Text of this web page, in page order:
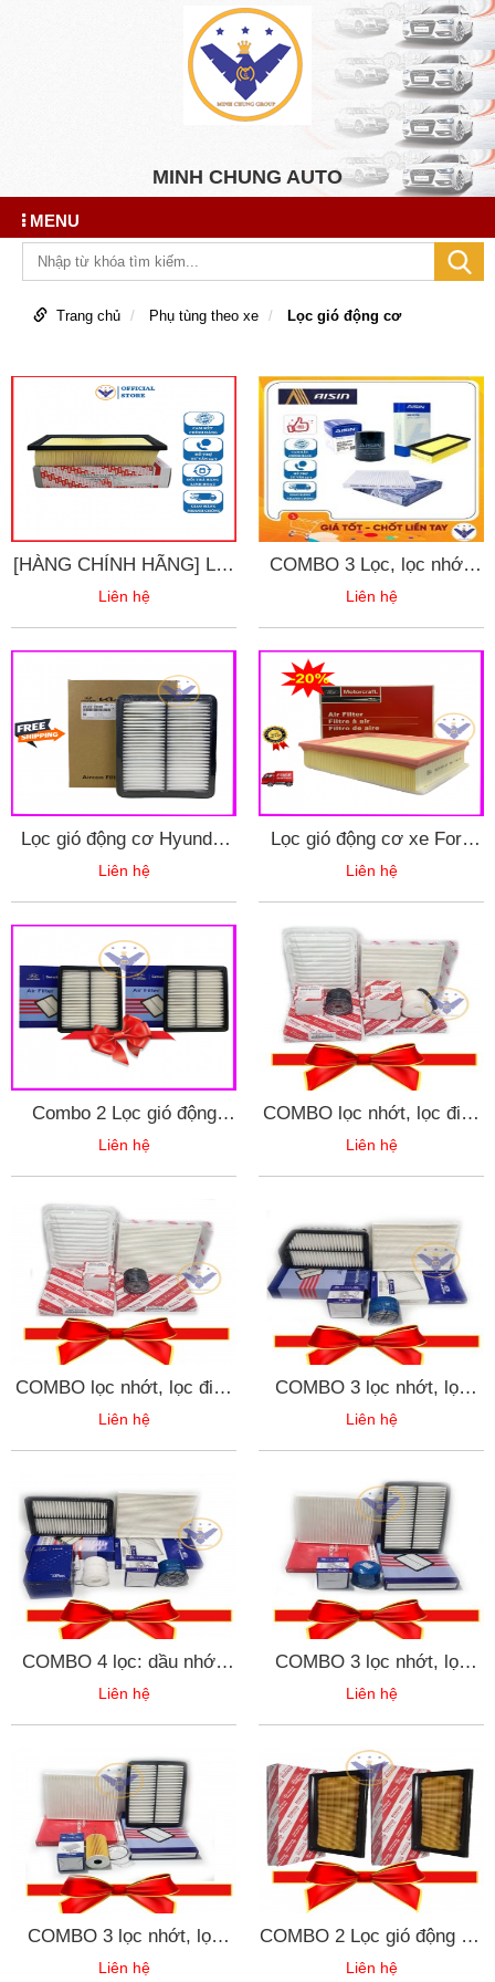
MINH CHUNG AUTO
MENU
Trang chủ Phụ tùng theo xe Lọc gió động cơ
[HÀNG CHÍNH HÃNG] Lọc
gió động cơ Mitshubishi
Liên hệ
COMBO 3 Lọc, lọc nhớt,
lọc gió, lọc điều hòa AISIN
Liên hệ
Lọc gió động cơ Hyundai
Solati (16 chỗ) Mã OEM
Liên hệ
Lọc gió động cơ xe Ford
Transit (2022-2023)
Liên hệ
Combo 2 Lọc gió động
cơ(máy xăng) xe Kia
2020) - mã 28113- A9100
Liên hệ
COMBO lọc nhớt, lọc điều
hòa, lọc động cơ, lọc xăng
Liên hệ
COMBO lọc nhớt, lọc điều
hòa, lọc động cơ Toyota
Liên hệ
COMBO 3 lọc nhớt, lọc
điều hòa, lọc động cơ xe
Liên hệ
COMBO 4 lọc: dầu nhớt,
điều hòa, động cơ, lọc
Liên hệ
COMBO 3 lọc nhớt, lọc
điều hòa, lọc động cơ xe
Liên hệ
COMBO 3 lọc nhớt, lọc
điều hòa, lọc động cơ xe
Liên hệ
COMBO 2 Lọc gió động cơ
Toyota Wigo 2017 - 17801-
Liên hệ